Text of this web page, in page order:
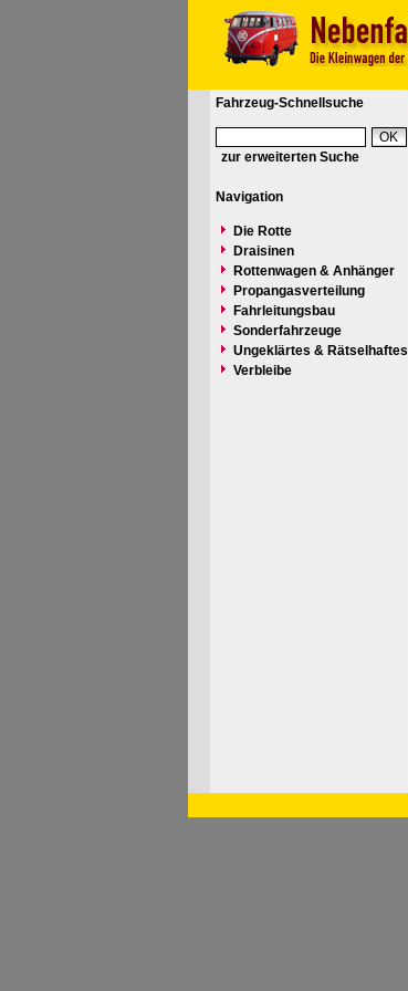
Fahrzeug-Schnellsuche
zur erweiterten Suche
Navigation
Die Rotte
Draisinen
Rottenwagen & Anhänger
Propangasverteilung
Fahrleitungsbau
Sonderfahrzeuge
Ungeklärtes & Rätselhaftes
Verbleibe